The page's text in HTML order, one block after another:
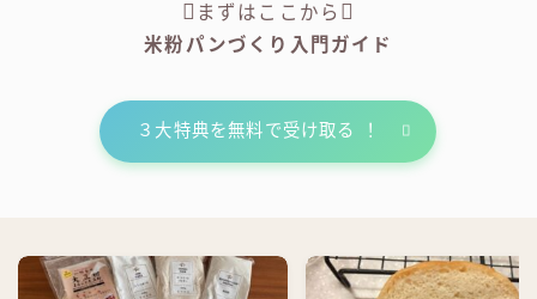
まずはここから
米粉パンづくり入門ガイド
３大特典を無料で受け取る ！